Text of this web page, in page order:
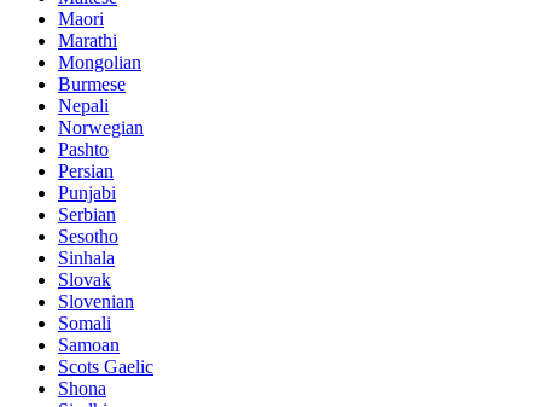
Maori
Marathi
Mongolian
Burmese
Nepali
Norwegian
Pashto
Persian
Punjabi
Serbian
Sesotho
Sinhala
Slovak
Slovenian
Somali
Samoan
Scots Gaelic
Shona